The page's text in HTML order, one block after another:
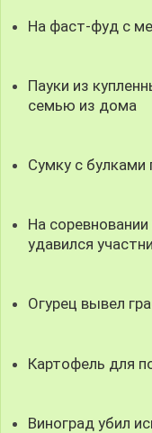
На фаст-фуд с
Пауки из
семью из дома
Сумку с булками
На
удавился
Огурец вывел
Картофель для
Виноград убил